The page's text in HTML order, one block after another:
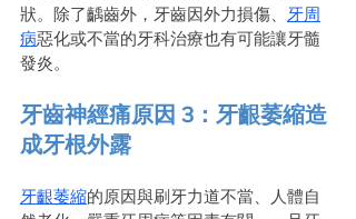
狀。除了齲齒外，牙齒因外力損傷、
牙周
病惡化或不當的牙科治療也有可能讓牙髓
發炎。
牙齒神經痛原因 3：牙齦萎縮造
成牙根外露
牙齦萎縮的原因與刷牙力道不當、人體自